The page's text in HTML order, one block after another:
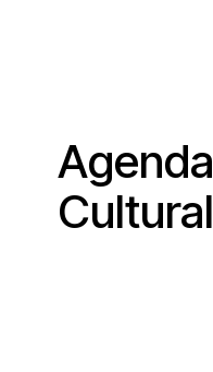
Agenda
Cultural